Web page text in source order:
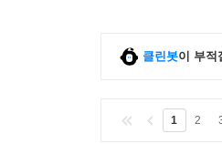
클린봇이 부적
1 2